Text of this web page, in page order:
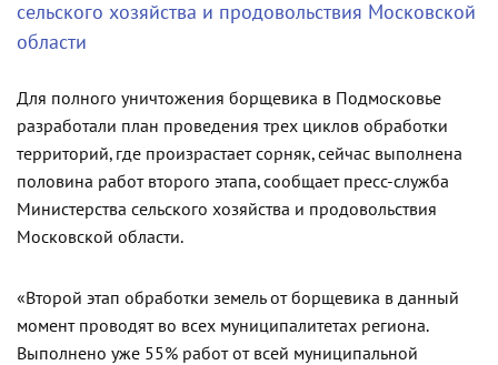
сельского хозяйства и продовольствия Московской
области
Для полного уничтожения борщевика в Подмосковье
разработали план проведения трех циклов обработки
территорий, где произрастает сорняк, сейчас выполнена
половина работ второго этапа, сообщает пресс-служба
Министерства сельского хозяйства и продовольствия
Московской области.
«Второй этап обработки земель от борщевика в данный
момент проводят во всех муниципалитетах региона.
Выполнено уже 55% работ от всей муниципальной